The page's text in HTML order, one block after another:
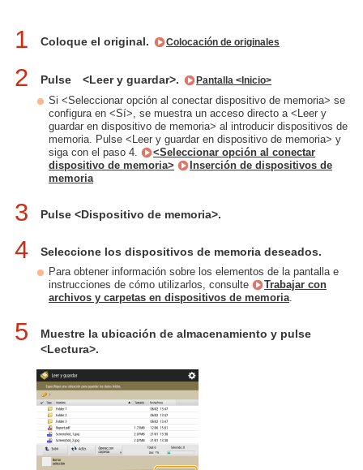
1 Coloque el original. Colocación de originales
2 Pulse <Leer y guardar>. Pantalla <Inicio>
Si <Seleccionar opción al conectar dispositivo de memoria> se
configura en <Sí>, se muestra un acceso directo a <Leer y
guardar en dispositivo de memoria> al introducir dispositivos de
memoria. Pulse <Leer y guardar en dispositivo de memoria> y
siga con el paso 4.
<Seleccionar opción al conectar
dispositivo de memoria>
Inserción de dispositivos de
memoria
3 Pulse <Dispositivo de memoria>.
4 Seleccione los dispositivos de memoria deseados.
Para obtener información sobre los elementos de la pantalla e
instrucciones de cómo utilizarlos, consulte
Trabajar con
archivos y carpetas en dispositivos de memoria.
5
Muestre la ubicación de almacenamiento y pulse
<Lectura>.